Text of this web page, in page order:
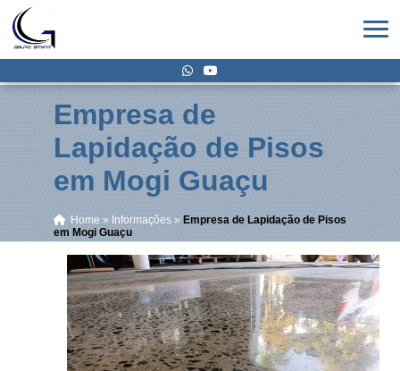
Empresa de
Lapidação de Pisos
em Mogi Guaçu
Home » Informações » Empresa de Lapidação de Pisos
em Mogi Guaçu